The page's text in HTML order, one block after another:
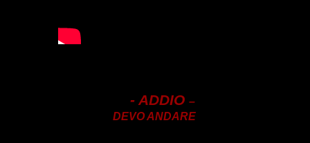
- ADDIO –
DEVO ANDARE